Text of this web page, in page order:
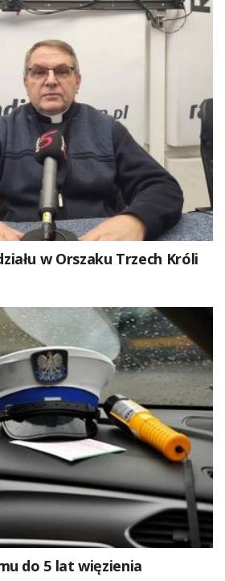
w Orszaku Trzech Króli
do 5 lat więzienia